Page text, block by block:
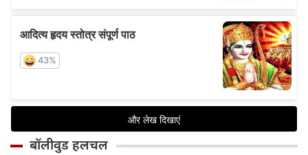
बॉलीवुड हलचल